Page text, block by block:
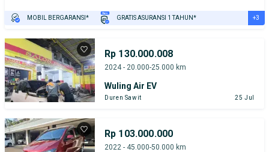
MOBIL BERGARANSI* GRATIS ASURANSI 1 TAHUN*
PENJUAL TERVERIFIKASI
+3
Rp 130.000.008
2024 - 20.000-25.000 km
Wuling Air EV
Duren Sawit 25 Jul
Rp 103.000.000
2022 - 45.000-50.000 km